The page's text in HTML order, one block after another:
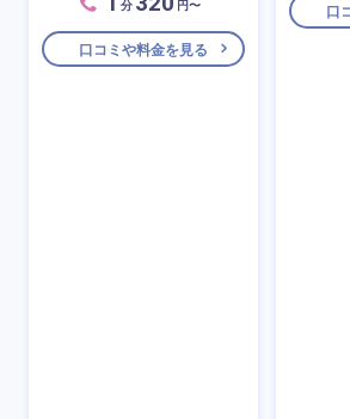
分 円〜
口コミや料金を見る
口